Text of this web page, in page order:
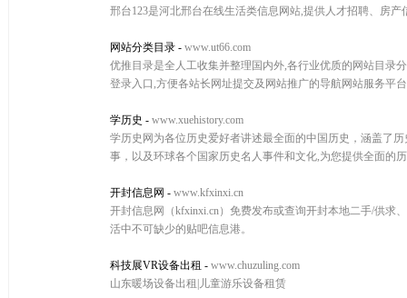
邢台123是河北邢台在线生活类信息网站,提供人才招聘、房
网站分类目录 - www.ut66.com
优推目录是全人工收集并整理国内外,各行业优质的网站目录
登录入口,方便各站长网址提交及网站推广的导航网站服务平
学历史 - www.xuehistory.com
学历史网为各位历史爱好者讲述最全面的中国历史，涵盖了
事，以及环球各个国家历史名人事件和文化,为您提供全面的
开封信息网 - www.kfxinxi.cn
开封信息网（kfxinxi.cn）免费发布或查询开封本地二手/供求
活中不可缺少的贴吧信息港。
科技展VR设备出租 - www.chuzuling.com
山东暖场设备出租|儿童游乐设备租赁